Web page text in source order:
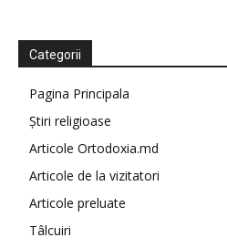
Categorii
Pagina Principala
Știri religioase
Articole Ortodoxia.md
Articole de la vizitatori
Articole preluate
Tâlcuiri